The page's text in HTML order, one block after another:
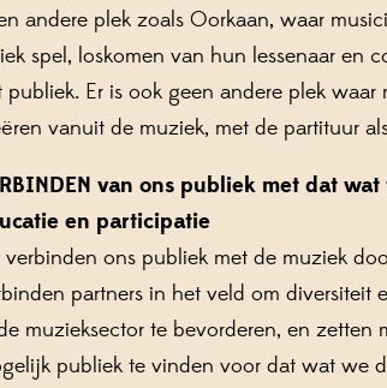
andere plek zoals Oorkaan, waar
spel, loskomen van hun lessenaar en
publiek. Er is ook geen andere plek waar
vanuit de muziek, met de partituur
van ons publiek met dat
en participatie
verbinden ons publiek met de muziek
partners in het veld om diversiteit
muzieksector te bevorderen, en zetten
publiek te vinden voor dat wat we